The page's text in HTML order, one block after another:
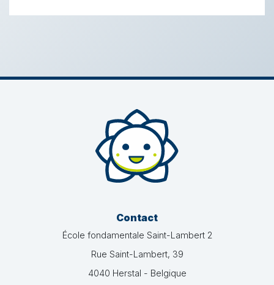
Contact
École fondamentale Saint-Lambert 2
Rue Saint-Lambert, 39
4040 Herstal - Belgique